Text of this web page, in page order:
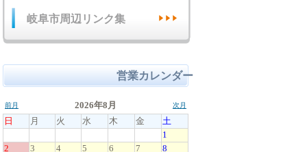
岐阜市周辺リンク集
営業カレンダー